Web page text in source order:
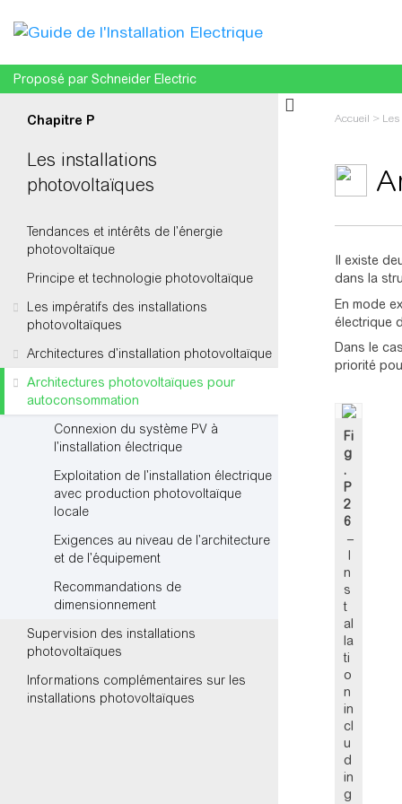
Proposé par Schneider Electric
Chapitre P
Les installations
photovoltaïques
Tendances et intérêts de l’énergie
photovoltaïque
Principe et technologie photovoltaïque
Les impératifs des installations
photovoltaïques
Architectures d’installation photovoltaïque
Architectures photovoltaïques pour
autoconsommation
Connexion du système PV à
l’installation électrique
Exploitation de l’installation électrique
avec production photovoltaïque
locale
Exigences au niveau de l’architecture
et de l’équipement
Recommandations de
dimensionnement
Supervision des installations
photovoltaïques
Informations complémentaires sur les
installations photovoltaïques
Accueil >
Il existe
dans la
En mode
électrique
Dans le
priorité
Fi
g
.
P
2
6
–
I
n
s
t
al
la
ti
o
n
in
cl
u
d
in
g